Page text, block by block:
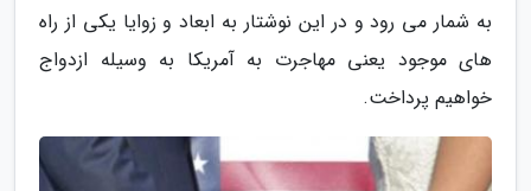
به شمار می رود و در این نوشتار به ابعاد و زوایا یکی از راه
های موجود یعنی مهاجرت به آمریکا به وسیله ازدواج
خواهیم پرداخت.